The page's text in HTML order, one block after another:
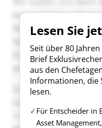
Lesen Sie
Seit über 80 Jahren
Brief
aus den
Informationen, die
lesen.
Für Entscheider in
Asset